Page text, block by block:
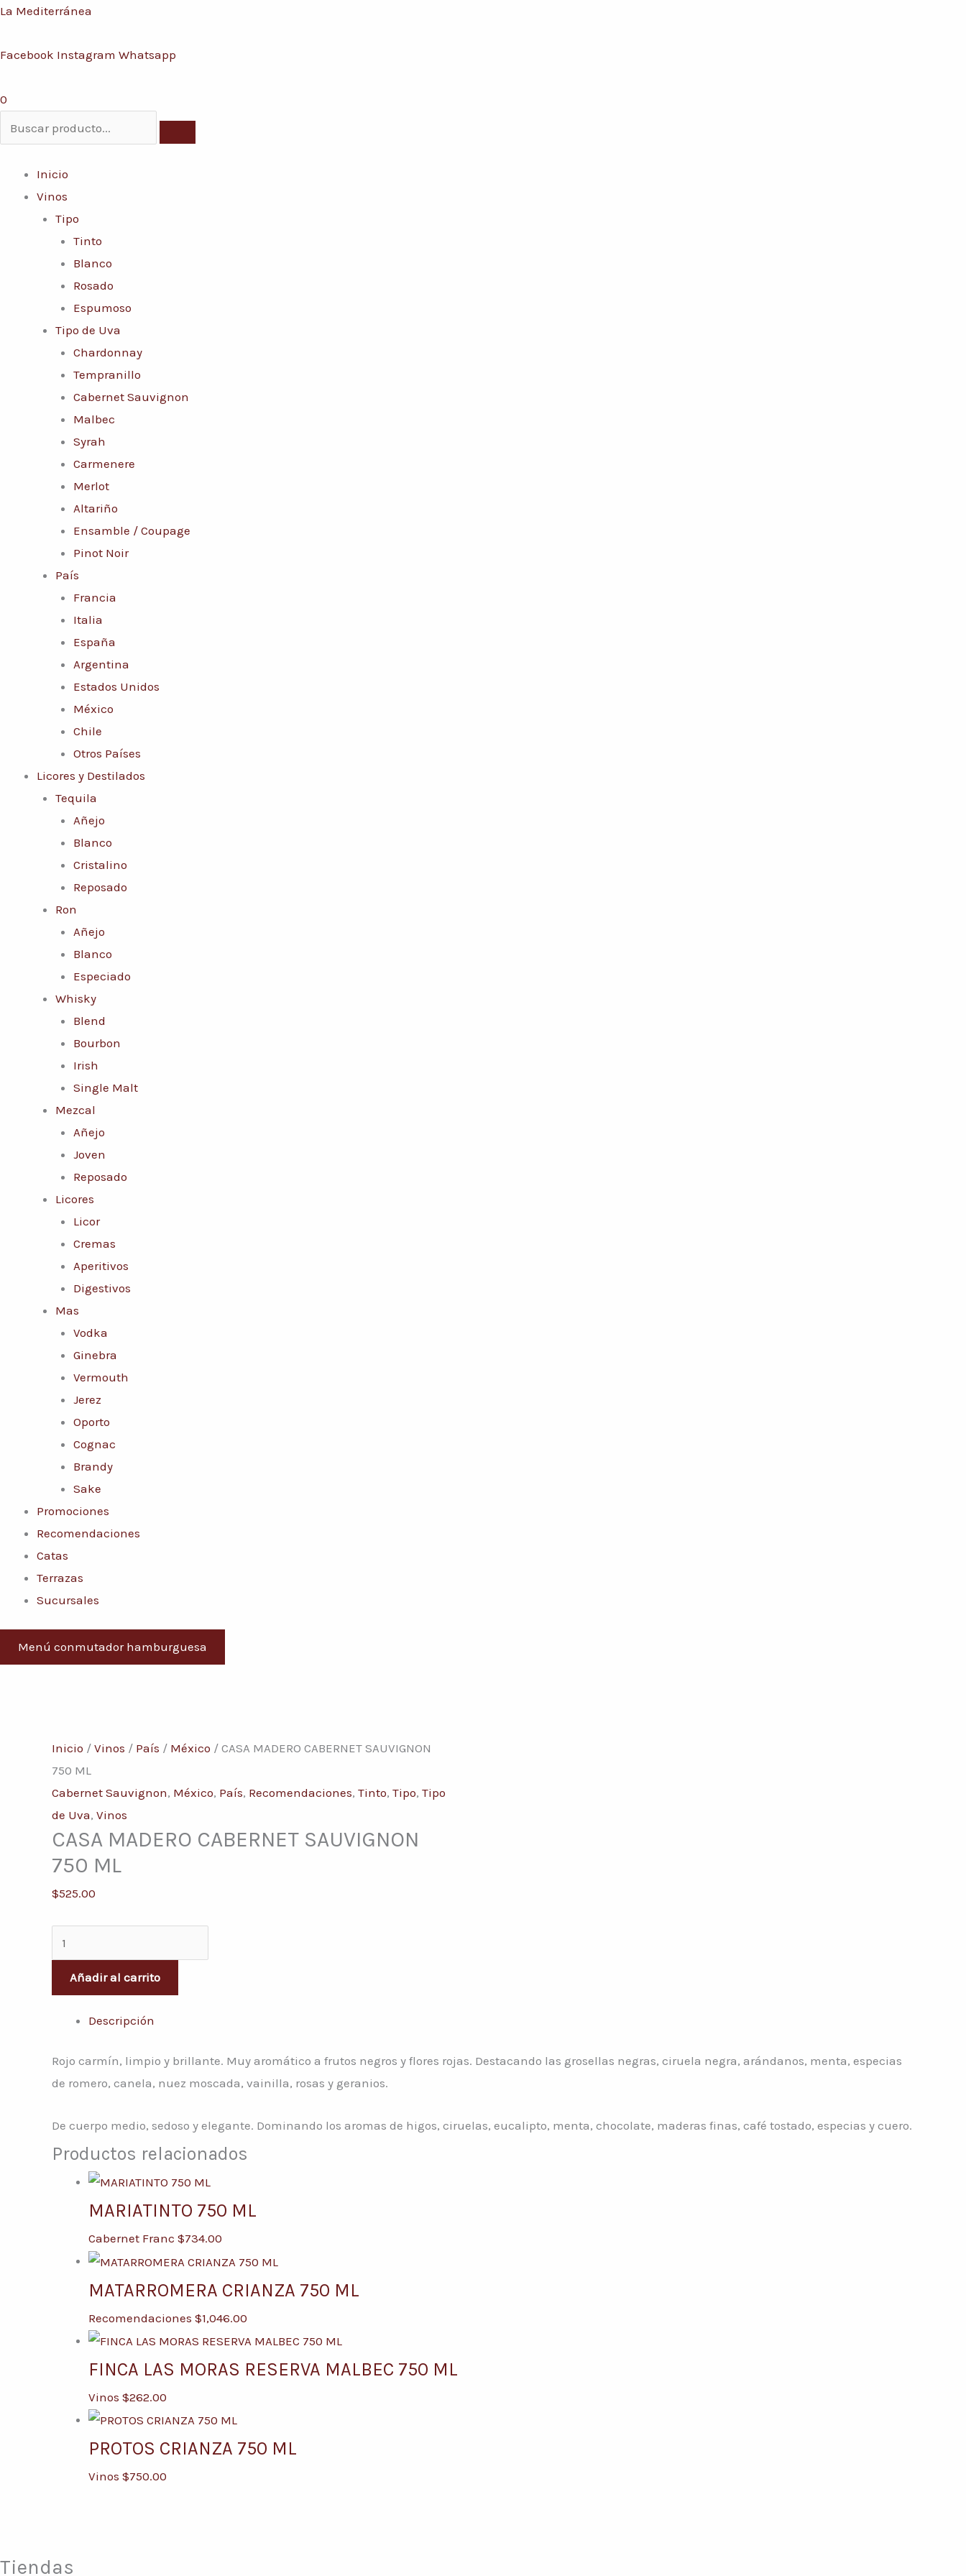
Ir
contenido
La Mediterránea
Facebook Instagram Whatsapp
0
Inicio
Vinos
Tipo
Tinto
Blanco
Rosado
Espumoso
Tipo de Uva
Chardonnay
Tempranillo
Cabernet Sauvignon
Malbec
Syrah
Carmenere
Merlot
Altariño
Ensamble / Coupage
Pinot Noir
País
Francia
Italia
España
Argentina
Estados Unidos
México
Chile
Otros Países
Licores y Destilados
Tequila
Añejo
Blanco
Cristalino
Reposado
Ron
Añejo
Blanco
Especiado
Whisky
Blend
Bourbon
Irish
Single Malt
Mezcal
Añejo
Joven
Reposado
Licores
Licor
Cremas
Aperitivos
Digestivos
Mas
Vodka
Ginebra
Vermouth
Jerez
Oporto
Cognac
Brandy
Sake
Promociones
Recomendaciones
Catas
Terrazas
Sucursales
Menú conmutador hamburguesa
Inicio / Vinos / País / México / CASA MADERO CABERNET SAUVIGNON
750 ML
Cabernet Sauvignon, México, País, Recomendaciones, Tinto, Tipo, Tipo
de Uva, Vinos
CASA MADERO CABERNET SAUVIGNON
750 ML
$525.00
MADERO
CABERNET
SAUVIGNON
750
ML
cantidad
Añadir al carrito
Descripción
Rojo carmín, limpio y brillante. Muy aromático a frutos negros y flores rojas. Destacando las grosellas negras, ciruela negra, arándanos, menta, especias
de romero, canela, nuez moscada, vainilla, rosas y geranios.
De cuerpo medio, sedoso y elegante. Dominando los aromas de higos, ciruelas, eucalipto, menta, chocolate, maderas finas, café tostado, especias y cuero.
Productos relacionados
MARIATINTO 750 ML
Cabernet Franc $734.00
MATARROMERA CRIANZA 750 ML
Recomendaciones $1,046.00
FINCA LAS MORAS RESERVA MALBEC 750 ML
Vinos $262.00
PROTOS CRIANZA 750 ML
Vinos $750.00
Tiendas
Menú